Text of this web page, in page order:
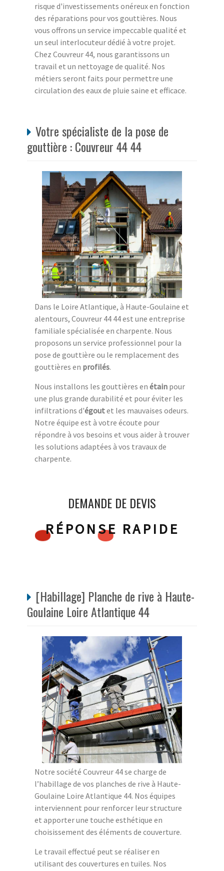
risque d'investissements onéreux en fonction
des réparations pour vos gouttières. Nous
vous offrons un service impeccable qualité et
un seul interlocuteur dédié à votre projet.
Chez Couvreur 44, nous garantissons un
travail et un nettoyage de qualité. Nos
métiers seront faits pour permettre une
circulation des eaux de pluie saine et efficace.
Votre spécialiste de la pose de
gouttière : Couvreur 44 44
Dans le Loire Atlantique, à Haute-Goulaine et
alentours, Couvreur 44 44 est une entreprise
familiale spécialisée en charpente. Nous
proposons un service professionnel pour la
pose de gouttière ou le remplacement des
gouttières en profilés.
Nous installons les gouttières en étain pour
une plus grande durabilité et pour éviter les
infiltrations d'égoutet les mauvaises odeurs.
Notre équipe est à votre écoute pour
répondre à vos besoins et vous aider à trouver
les solutions adaptées à vos travaux de
charpente.
DEMANDE DE DEVIS
RÉPONSE RAPIDE
[Habillage] Planche de rive à Haute-
Goulaine Loire Atlantique 44
Notre société Couvreur 44 se charge de
l’habillage de vos planches de rive à Haute-
Goulaine Loire Atlantique 44. Nos équipes
interviennent pour renforcer leur structure
et apporter une touche esthétique en
choisissement des éléments de couverture.
Le travail effectué peut se réaliser en
utilisant des couvertures en tuiles. Nos